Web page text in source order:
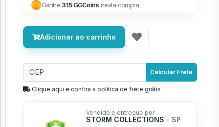
Ganhe 315 GGCoins nesta compra
Adicionar ao carrinho
Calcular Frete
Clique aqui e confira a politíca de frete grátis
Vendido e entregue por
STORM COLLECTIONS - SP